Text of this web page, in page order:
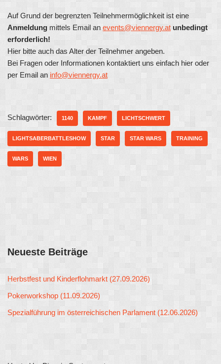
Auf Grund der begrenzten Teilnehmermöglichkeit ist eine
Anmeldung mittels Email an events@viennergy.at unbedingt
erforderlich!
Hier bitte auch das Alter der Teilnehmer angeben.
Bei Fragen oder Informationen kontaktiert uns einfach hier oder
per Email an info@viennergy.at
Schlagwörter: 1140 KAMPF LICHTSCHWERT
LIGHTSABERBATTLESHOW STAR STAR WARS TRAINING
WARS WIEN
Neueste Beiträge
Herbstfest und Kinderflohmarkt (27.09.2026)
Pokerworkshop (11.09.2026)
Spezialführung im österreichischen Parlament (12.06.2026)